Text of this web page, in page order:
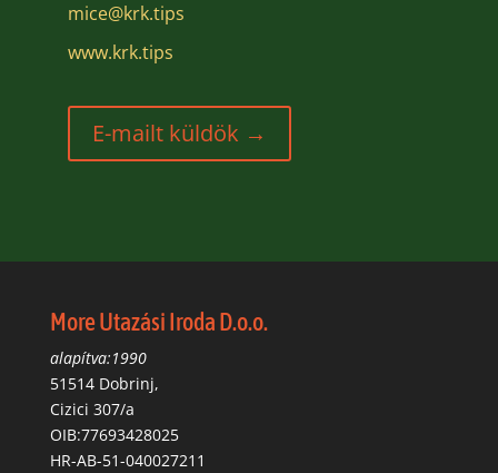
mice@krk.tips
www.krk.tips
E-mailt küldök →
More Utazási Iroda D.o.o.
alapítva:1990
51514 Dobrinj,
Cizici 307/a
OIB:77693428025
HR-AB-51-040027211